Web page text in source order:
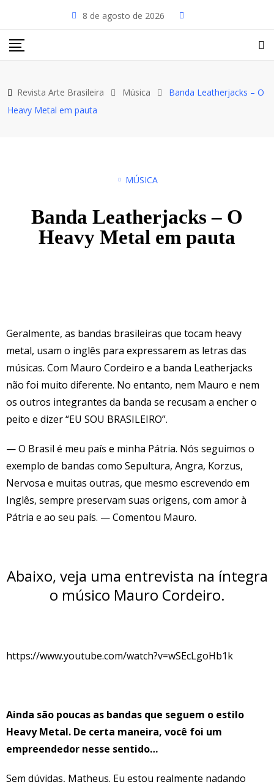
8 de agosto de 2026
Revista Arte Brasileira Música
Banda Leatherjacks – O
Heavy Metal em pauta
MÚSICA
Banda Leatherjacks – O
Heavy Metal em pauta
Geralmente, as bandas brasileiras que tocam heavy
metal, usam o inglês para expressarem as letras das
músicas. Com Mauro Cordeiro e a banda Leatherjacks
não foi muito diferente. No entanto, nem Mauro e nem
os outros integrantes da banda se recusam a encher o
peito e dizer “EU SOU BRASILEIRO”.
— O Brasil é meu país e minha Pátria. Nós seguimos o
exemplo de bandas como Sepultura, Angra, Korzus,
Nervosa e muitas outras, que mesmo escrevendo em
Inglês, sempre preservam suas origens, com amor à
Pátria e ao seu país. — Comentou Mauro.
Abaixo, veja uma entrevista na íntegra
o músico Mauro Cordeiro.
https://www.youtube.com/watch?v=wSEcLgoHb1k
Ainda são poucas as bandas que seguem o estilo
Heavy Metal. De certa maneira, você foi um
empreendedor nesse sentido…
Sem dúvidas, Matheus. Eu estou realmente nadando